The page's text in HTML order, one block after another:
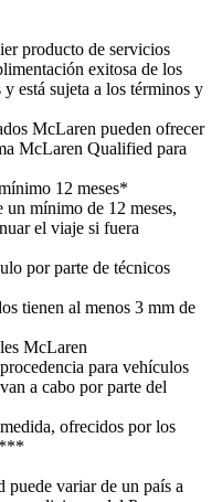
producto de servicios
exitosa de los
está sujeta a los términos y
McLaren pueden ofrecer
McLaren Qualified para
12 meses*
un mínimo de 12 meses,
el viaje si fuera
por parte de técnicos
tienen al menos 3 mm de
McLaren
para vehículos
a cabo por parte del
ofrecidos por los
variar de un país a